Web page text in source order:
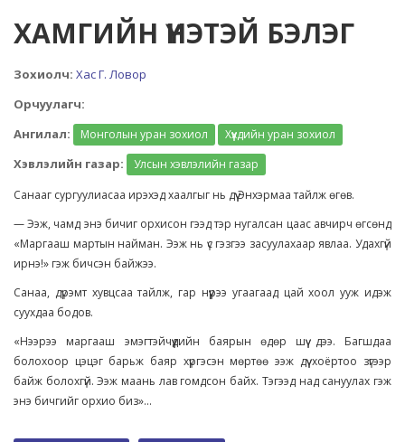
ХАМГИЙН ҮНЭТЭЙ БЭЛЭГ
Зохиолч: Хас Г. Ловор
Орчуулагч:
Ангилал:
Монголын уран зохиол Хүүхдийн уран зохиол
Хэвлэлийн газар:
Улсын хэвлэлийн газар
Санааг сургуулиасаа ирэхэд хаалгыг нь дүү Энхэрмаа тайлж өгөв.
— Ээж, чамд энэ бичиг орхисон гээд тэр нугалсан цаас авчирч өгсөнд
«Маргааш мартын найман. Ээж нь үс гэзгээ засуулахаар явлаа. Удахгүй
ирнэ!» гэж бичсэн байжээ.
Санаа, дүрэмт хувцсаа тайлж, гар нүүрээ угаагаад цай хоол ууж идэж
суухдаа бодов.
«Нээрээ маргааш эмэгтэйчүүдийн баярын өдөр шүү дээ. Багшдаа
болохоор цэцэг барьж баяр хүргэсэн мөртөө ээж дүү хоёртоо зүгээр
байж болохгүй. Ээж маань лав гомдсон байх. Тэгээд над сануулах гэж
энэ бичгийг орхио биз»...